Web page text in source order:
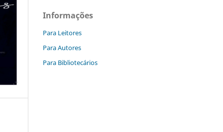
Informações
Para Leitores
Para Autores
Para Bibliotecários